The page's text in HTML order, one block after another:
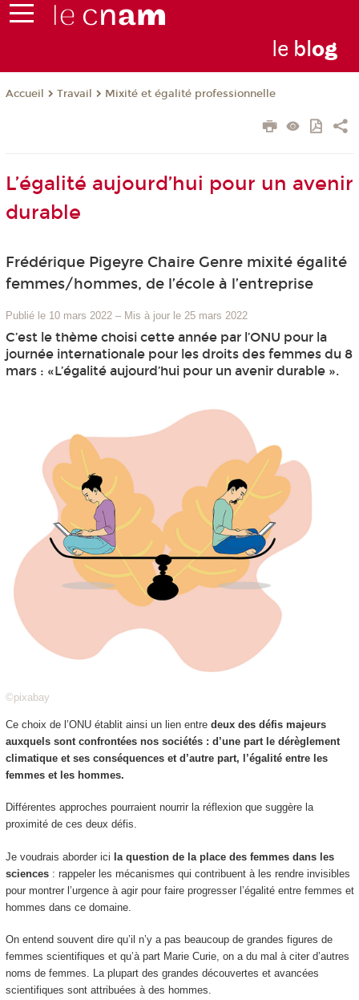
le blog
Accueil Travail Mixité et égalité professionnelle
L’égalité aujourd’hui pour un avenir
durable
Frédérique Pigeyre Chaire Genre mixité égalité
femmes/hommes, de l’école à l’entreprise
Publié le 10 mars 2022 – Mis à jour le 25 mars 2022
C’est le thème choisi cette année par l’ONU pour la
journée internationale pour les droits des femmes du 8
mars : «L’égalité aujourd’hui pour un avenir durable ».
©pixabay
Ce choix de l’ONU établit ainsi un lien entre deux des défis majeurs
auxquels sont confrontées nos sociétés : d’une part le dérèglement
climatique et ses conséquences et d’autre part, l’égalité entre les
femmes et les hommes.
Différentes approches pourraient nourrir la réflexion que suggère la
proximité de ces deux défis.
Je voudrais aborder ici la question de la place des femmes dans les
sciences: rappeler les mécanismes qui contribuent à les rendre invisibles
pour montrer l’urgence à agir pour faire progresser l’égalité entre femmes et
hommes dans ce domaine.
On entend souvent dire qu’il n’y a pas beaucoup de grandes figures de
femmes scientifiques et qu’à part Marie Curie, on a du mal à citer d’autres
noms de femmes. La plupart des grandes découvertes et avancées
scientifiques sont attribuées à des hommes.